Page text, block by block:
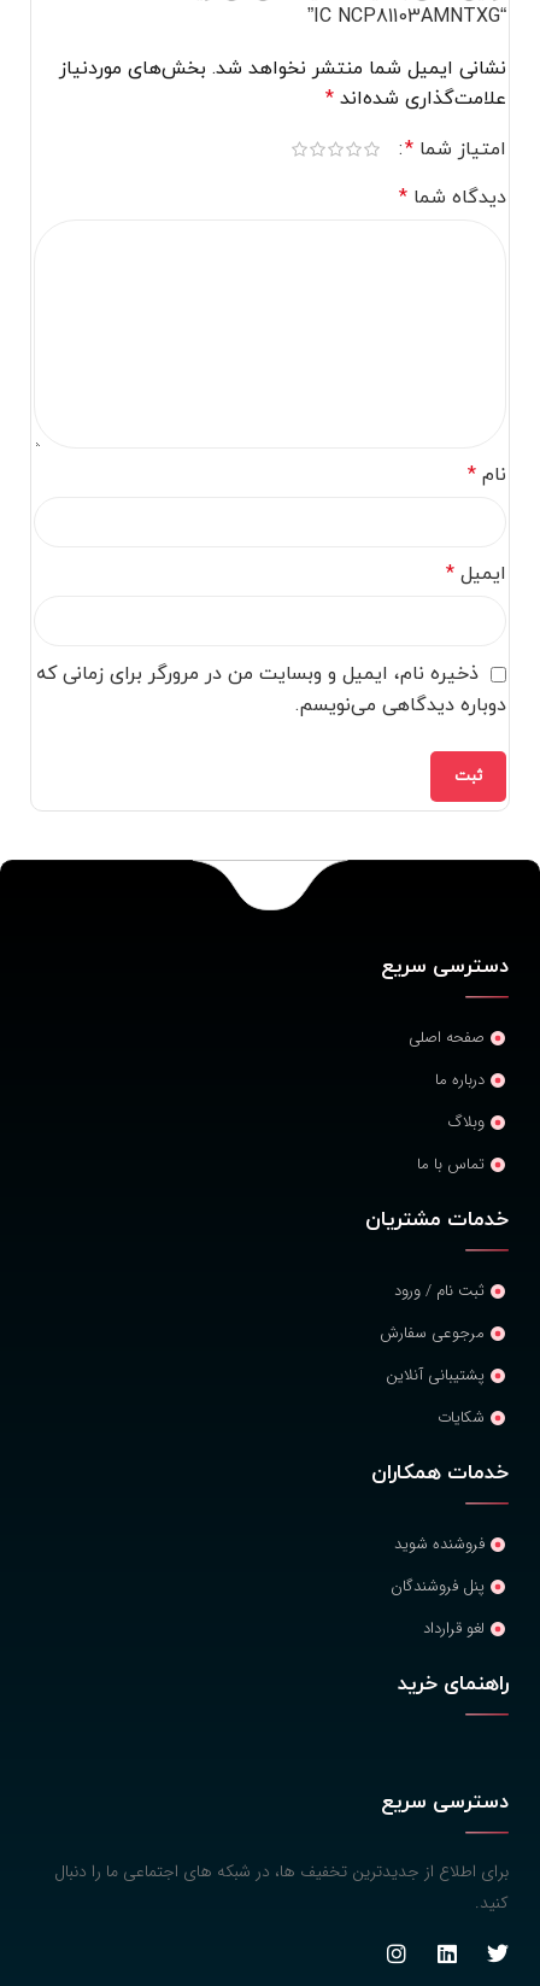
“IC NCP81103AMNTXG”
نشانی ایمیل شما منتشر نخواهد شد. بخش‌های موردنیاز
علامت‌گذاری شده‌اند *
امتیاز شما *
دیدگاه شما *
نام *
ایمیل *
ذخیره نام، ایمیل و وبسایت من در مرورگر برای زمانی که
دوباره دیدگاهی می‌نویسم.
دسترسی سریع
صفحه اصلی
درباره ما
وبلاگ
تماس با ما
خدمات مشتریان
ثبت نام / ورود
مرجوعی سفارش
پشتیبانی آنلاین
شکایات
خدمات همکاران
فروشنده شوید
پنل فروشندگان
لغو قرارداد
راهنمای خرید
دسترسی سریع
برای اطلاع از جدیدترین تخفیف ها، در شبکه های اجتماعی ما را دنبال
کنید.